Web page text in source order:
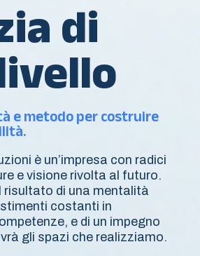
di
e metodo per costruire
è un’impresa con radici
e visione rivolta al futuro.
risultato di una mentalità
costanti in
e di un impegno
gli spazi che realizziamo.